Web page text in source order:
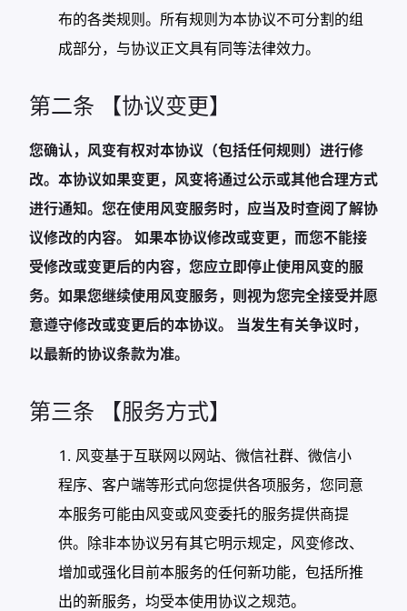
布的各类规则。所有规则为本协议不可分割的组
成部分，与协议正文具有同等法律效力。
第二条 【协议变更】
您确认，风变有权对本协议（包括任何规则）进行修
改。本协议如果变更，风变将通过公示或其他合理方式
进行通知。您在使用风变服务时，应当及时查阅了解协
议修改的内容。 如果本协议修改或变更，而您不能接
受修改或变更后的内容，您应立即停止使用风变的服
务。如果您继续使用风变服务，则视为您完全接受并愿
意遵守修改或变更后的本协议。 当发生有关争议时，
以最新的协议条款为准。
第三条 【服务方式】
风变基于互联网以网站、微信社群、微信小
程序、客户端等形式向您提供各项服务，您同意
本服务可能由风变或风变委托的服务提供商提
供。除非本协议另有其它明示规定，风变修改、
增加或强化目前本服务的任何新功能，包括所推
出的新服务，均受本使用协议之规范。